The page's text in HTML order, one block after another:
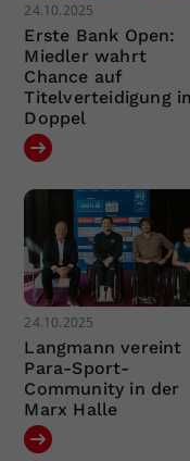
24.10.2025
Erste Bank Open:
Miedler wahrt
Chance auf
Titelverteidigung
Doppel
24.10.2025
Langmann vereint
Para-Sport-
Community in der
Marx Halle